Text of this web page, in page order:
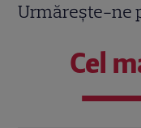
Urmărește-ne
Cel